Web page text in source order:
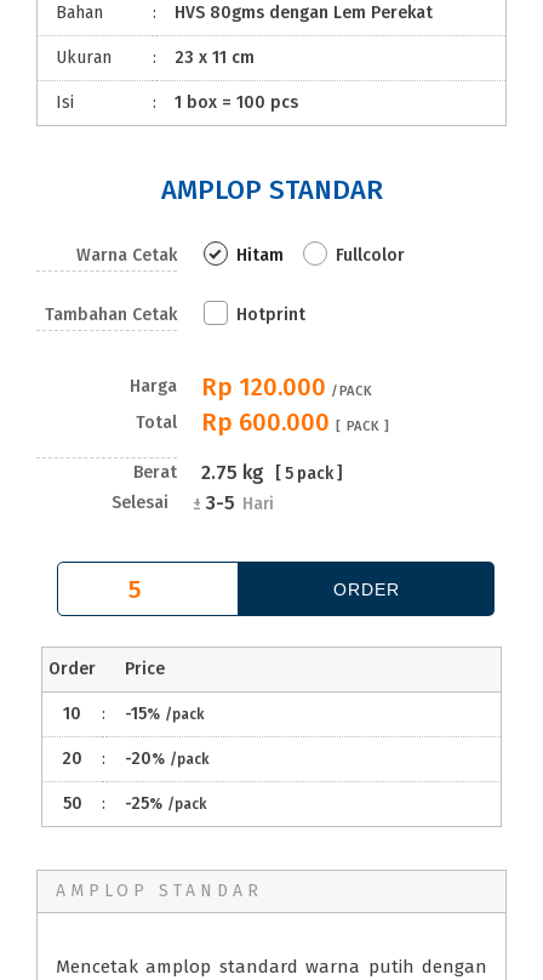
Bahan : HVS 80gms dengan Lem Perekat
Ukuran : 23 x 11 cm
Isi : 1 box = 100 pcs
AMPLOP STANDAR
Warna Cetak Hitam Fullcolor
Tambahan Cetak Hotprint
Harga
Total
Rp 120.000 /PACK
Rp 600.000 PACK ]
Berat 2.75 kg [5 pack ]
Selesai
± 3-5 Hari
Order Price
10 : -15% /pack
20 : -20% /pack
50 : -25% /pack
AMPLOP STANDAR
Mencetak amplop standard warna putih dengan